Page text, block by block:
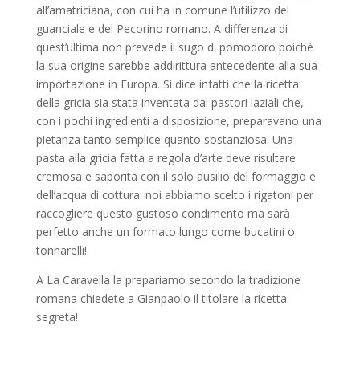
all’amatriciana, con cui ha in comune l’utilizzo del
guanciale e del Pecorino romano. A differenza di
quest’ultima non prevede il sugo di pomodoro poiché
la sua origine sarebbe addirittura antecedente alla sua
importazione in Europa. Si dice infatti che la ricetta
della gricia sia stata inventata dai pastori laziali che,
con i pochi ingredienti a disposizione, preparavano una
pietanza tanto semplice quanto sostanziosa. Una
pasta alla gricia fatta a regola d’arte deve risultare
cremosa e saporita con il solo ausilio del formaggio e
dell’acqua di cottura: noi abbiamo scelto i rigatoni per
raccogliere questo gustoso condimento ma sarà
perfetto anche un formato lungo come bucatini o
tonnarelli!
A La Caravella la prepariamo secondo la tradizione
romana chiedete a Gianpaolo il titolare la ricetta
segreta!